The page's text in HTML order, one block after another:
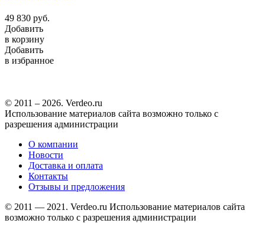
49 830 руб.
Добавить
в корзину
Добавить
в избранное
© 2011 – 2026. Verdeo.ru
Использование материалов сайта возможно только с
разрешения администрации
О компании
Новости
Доставка и оплата
Контакты
Отзывы и предложения
© 2011 — 2021. Verdeo.ru Использование материалов сайта
возможно только с разрешения администрации